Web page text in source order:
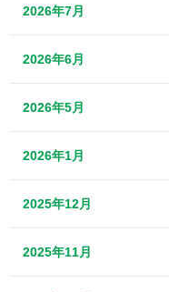
2026年7月
2026年6月
2026年5月
2026年1月
2025年12月
2025年11月